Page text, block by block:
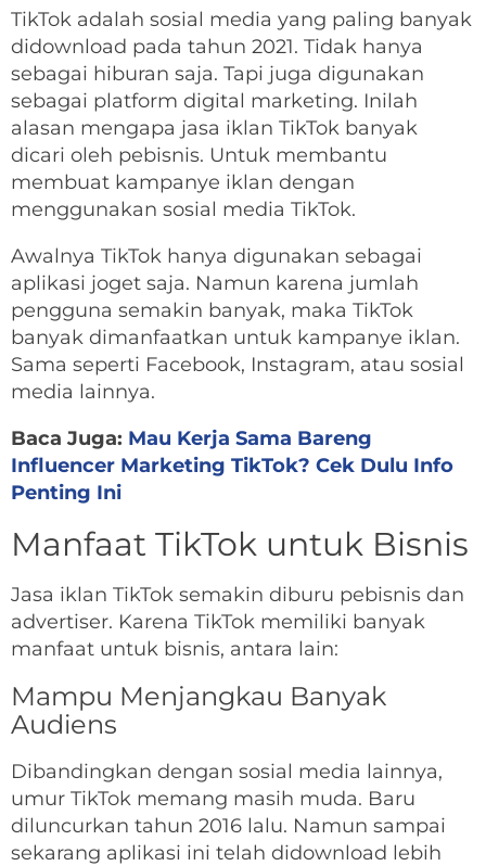
TikTok adalah sosial media yang paling banyak
didownload pada tahun 2021. Tidak hanya
sebagai hiburan saja. Tapi juga digunakan
sebagai platform digital marketing. Inilah
alasan mengapa jasa iklan TikTok banyak
dicari oleh pebisnis. Untuk membantu
membuat kampanye iklan dengan
menggunakan sosial media TikTok.
Awalnya TikTok hanya digunakan sebagai
aplikasi joget saja. Namun karena jumlah
pengguna semakin banyak, maka TikTok
banyak dimanfaatkan untuk kampanye iklan.
Sama seperti Facebook, Instagram, atau sosial
media lainnya.
Baca Juga: Mau Kerja Sama Bareng
Influencer Marketing TikTok? Cek Dulu Info
Penting Ini
Manfaat TikTok untuk Bisnis
Jasa iklan TikTok semakin diburu pebisnis dan
advertiser. Karena TikTok memiliki banyak
manfaat untuk bisnis, antara lain:
Mampu Menjangkau Banyak
Audiens
Dibandingkan dengan sosial media lainnya,
umur TikTok memang masih muda. Baru
diluncurkan tahun 2016 lalu. Namun sampai
sekarang aplikasi ini telah didownload lebih